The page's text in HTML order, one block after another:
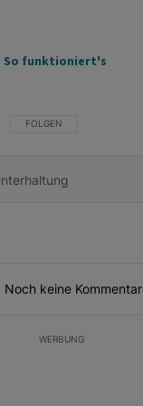
So funktioniert's
FOLGE DIESER
FOLGEN
Noch keine
WERBUNG